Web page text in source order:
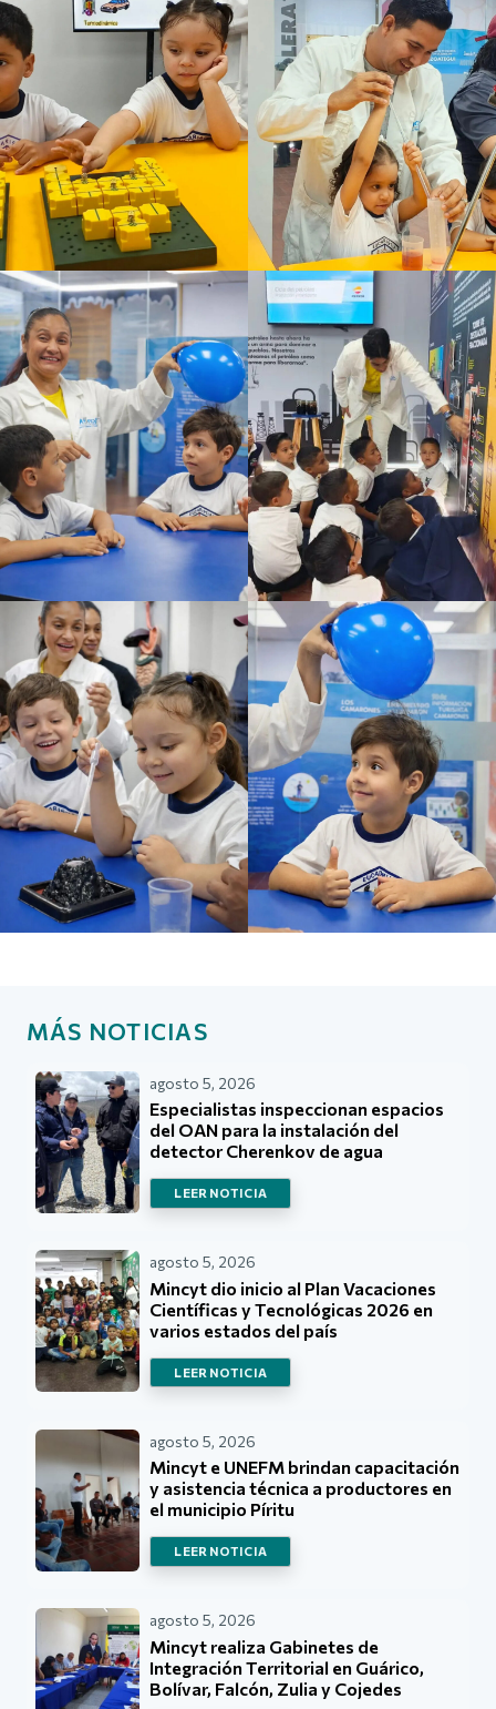
MÁS NOTICIAS
agosto 5, 2026
Especialistas inspeccionan espacios
del OAN para la instalación del
detector Cherenkov de agua
LEER NOTICIA
agosto 5, 2026
Mincyt dio inicio al Plan Vacaciones
Científicas y Tecnológicas 2026 en
varios estados del país
LEER NOTICIA
agosto 5, 2026
Mincyt e UNEFM brindan capacitación
y asistencia técnica a productores en
el municipio Píritu
LEER NOTICIA
agosto 5, 2026
Mincyt realiza Gabinetes de
Integración Territorial en Guárico,
Bolívar, Falcón, Zulia y Cojedes